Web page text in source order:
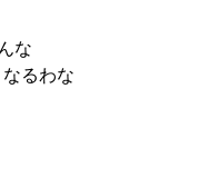
な
るわな